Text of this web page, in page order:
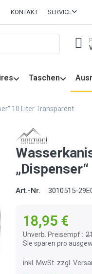
KONTAKT SERVICE
Taschen
10 Liter Transparent
Art.-Nr. 3010515-
18,95 €
Unverb. Preisempf.:
Sie sparen pro
inkl. MwSt. zzgl.